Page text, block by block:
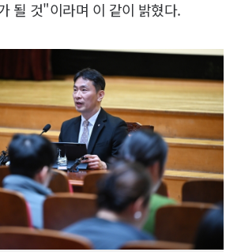
될 것"이라며 이 같이 밝혔다.